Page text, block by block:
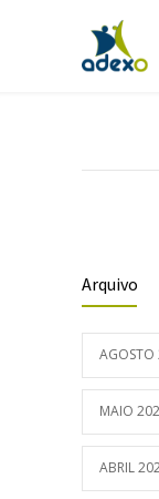
Arquivo
MAIO
ABRIL